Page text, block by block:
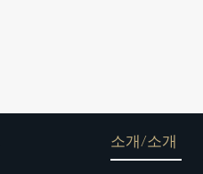
소개/소개